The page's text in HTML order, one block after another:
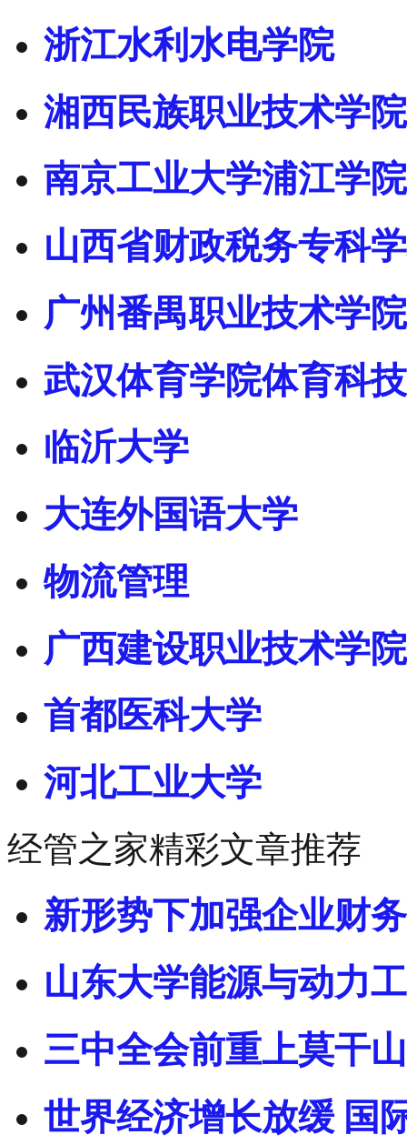
浙江水利水电学院
湘西民族职业技术学院
南京工业大学浦江学院
山西省财政税务专科
广州番禺职业技术学院
武汉体育学院体育科
临沂大学
大连外国语大学
物流管理
广西建设职业技术学院
首都医科大学
河北工业大学
经管之家精彩文章推荐
新形势下加强企业财
山东大学能源与动力
三中全会前重上莫干
世界经济增长放缓 国